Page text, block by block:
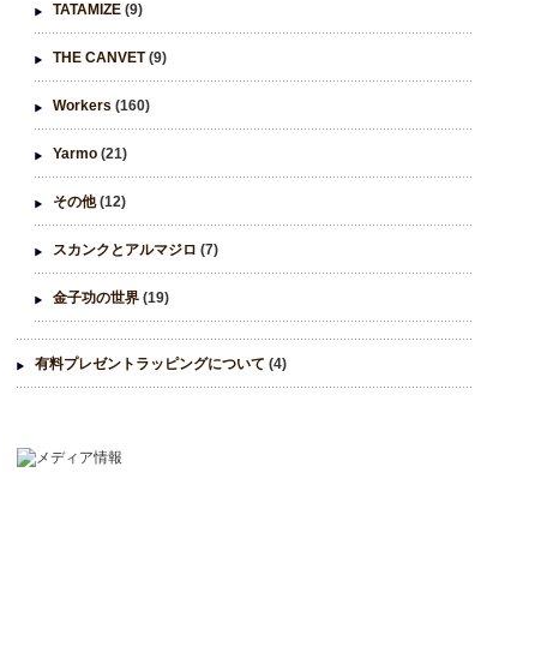
TATAMIZE (9)
THE CANVET(9)
Workers (160)
Yarmo (21)
その他(12)
スカンクとアルマジロ (7)
金子功の世界 (19)
有料プレゼントラッピングについて (4)